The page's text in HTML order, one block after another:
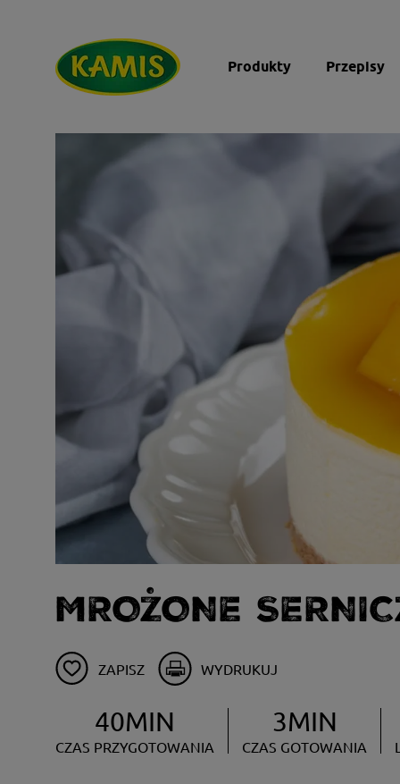
Produkty Przepisy
MROŻONE
ZAPISZ WYDRUKUJ
40MIN
CZAS PRZYGOTOWANIA
3MIN
CZAS GOTOWANIA